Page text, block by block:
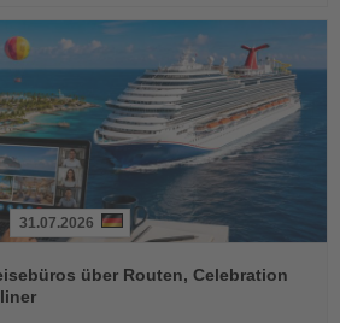
31.07.2026
über Routen, Celebration